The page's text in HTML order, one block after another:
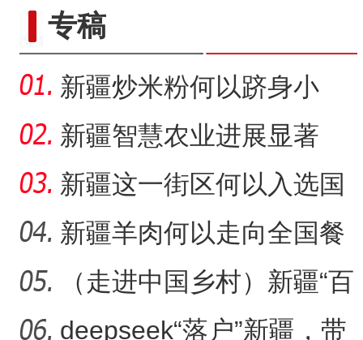
专稿
新疆炒米粉何以跻身小
吃“顶流”？
新疆智慧农业进展显著
新疆这一街区何以入选国
家级旅游休闲街区名单？
新疆羊肉何以走向全国餐
桌？
（走进中国乡村）新疆“百
年足球村”：民间赛事拉
deepseek“落户”新疆，带